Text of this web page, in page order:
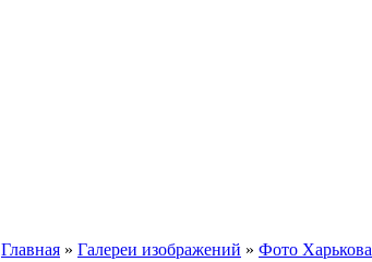
Главная » Галереи изображений » Фото Харькова